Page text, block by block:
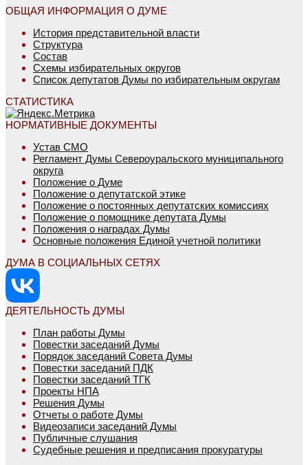
ОБЩАЯ ИНФОРМАЦИЯ О ДУМЕ
История представительной власти
Структура
Состав
Схемы избирательных округов
Список депутатов Думы по избирательным округам
СТАТИСТИКА
НОРМАТИВНЫЕ ДОКУМЕНТЫ
Устав СМО
Регламент Думы Североуральского муниципального
округа
Положение о Думе
Положение о депутатской этике
Положение о постоянных депутатских комиссиях
Положение о помощнике депутата Думы
Положения о наградах Думы
Основные положения Единой учетной политики
ДУМА В СОЦИАЛЬНЫХ СЕТЯХ
ДЕЯТЕЛЬНОСТЬ ДУМЫ
План работы Думы
Повестки заседаний Думы
Порядок заседаний Совета Думы
Повестки заседаний ПДК
Повестки заседаний ТГК
Проекты НПА
Решения Думы
Отчеты о работе Думы
Видеозаписи заседаний Думы
Публичные слушания
Судебные решения и предписания прокуратуры